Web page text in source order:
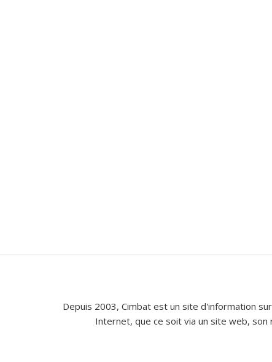
Depuis 2003, Cimbat est un site d'information
Internet, que ce soit via un site web,